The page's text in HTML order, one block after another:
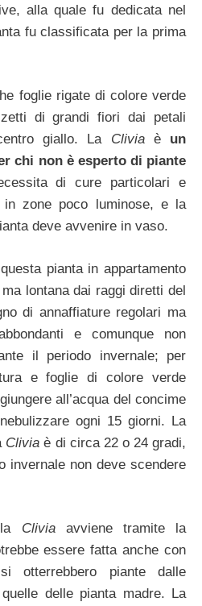
alla quale fu dedicata nel
fu classificata per la prima
foglie rigate di colore verde
di grandi fiori dai petali
giallo. La Clivia èun
chi non è esperto di piante
di cure particolari e
zone poco luminose, e la
deve avvenire in vaso.
pianta in appartamento
lontana dai raggi diretti del
di annaffiature regolari ma
e comunque non
il periodo invernale; per
e foglie di colore verde
all’acqua del concime
ogni 15 giorni. La
Clivia è di circa 22 o 24 gradi,
invernale non deve scendere
Cliviaavviene tramite la
essere fatta anche con
piante dalle
delle pianta madre. La